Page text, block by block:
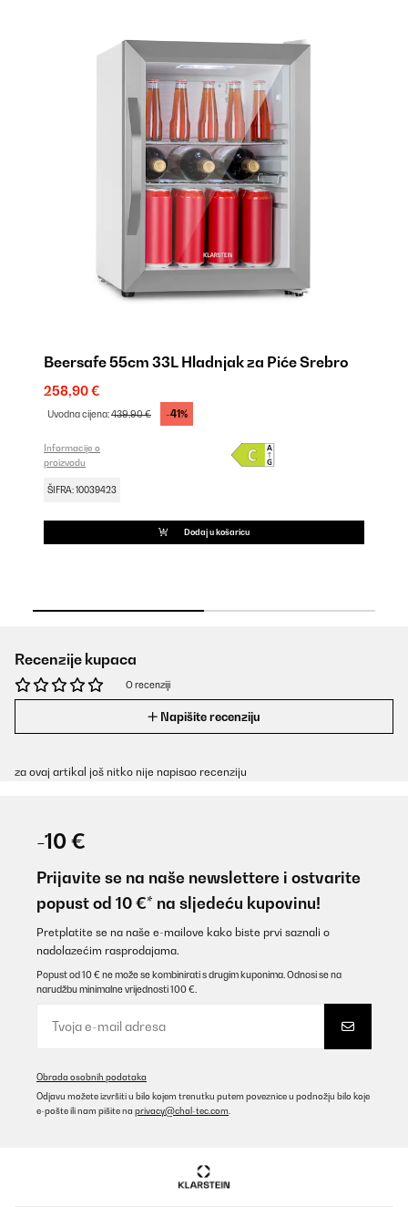
Beersafe 55cm 33L Hladnjak za Piće Srebro
258,90 €
Uvodna cijena:439,90 € -41%
Informacije o
proizvodu
ŠIFRA: 10039423
Dodaj u košaricu
Recenzije kupaca
O recenziji
Napišite recenziju
za ovaj artikal još nitko nije napisao recenziju
-10 €
Prijavite se na naše newslettere i ostvarite
popust od 10 €* na sljedeću kupovinu!
Pretplatite se na naše e-mailove kako biste prvi saznali o
nadolazećim rasprodajama.
Popust od 10 € ne može se kombinirati s drugim kuponima. Odnosi se na
narudžbu minimalne vrijednosti 100 €.
Obrada osobnih podataka
Odjavu možete izvršiti u bilo kojem trenutku putem poveznice u podnožju bilo koje
e-pošte ili nam pišite na privacy@chal-tec.com